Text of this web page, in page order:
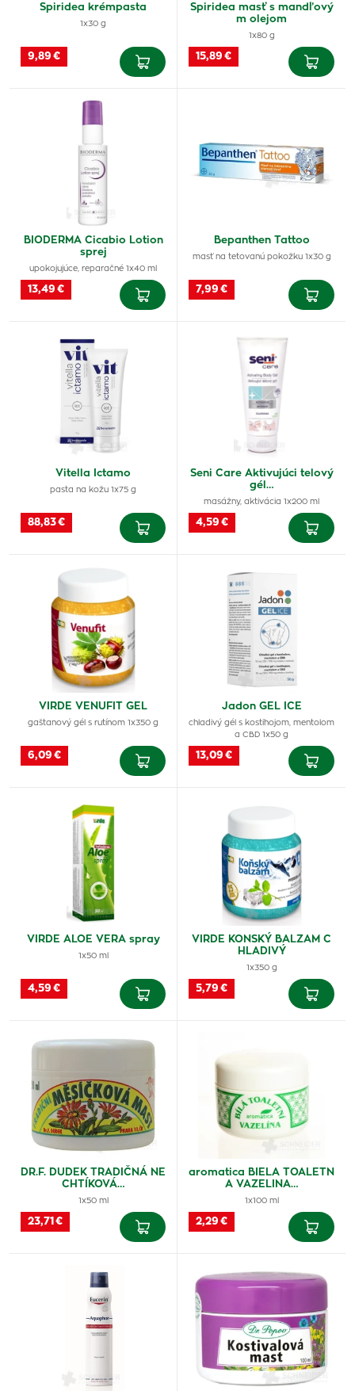
Spiridea krémpasta
1x30 g
9,89 €
Spiridea masť s mandľový
m olejom
1x80 g
15,89 €
BIODERMA Cicabio Lotion
sprej
upokojujúce, reparačné 1x40 ml
13,49 €
Bepanthen Tattoo
masť na tetovanú pokožku 1x30 g
7,99 €
Vitella Ictamo
pasta na kožu 1x75 g
88,83 €
Seni Care Aktivujúci telový
gél…
masážny, aktivácia 1x200 ml
4,59 €
VIRDE VENUFIT GEL
gaštanový gél s rutínom 1x350 g
6,09 €
Jadon GEL ICE
chladivý gél s kostihojom, mentolom
a CBD 1x50 g
13,09 €
VIRDE ALOE VERA spray
1x50 ml
4,59 €
VIRDE KONSKÝ BALZAM C
HLADIVÝ
1x350 g
5,79 €
DR.F. DUDEK TRADIČNÁ NE
CHTÍKOVÁ…
1x50 ml
23,71 €
aromatica BIELA TOALETN
A VAZELINA…
1x100 ml
2,29 €